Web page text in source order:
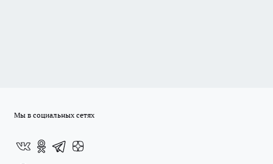
Мы в социальных сетях